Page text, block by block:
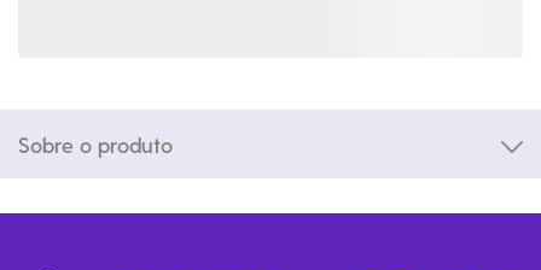
Sobre o produto